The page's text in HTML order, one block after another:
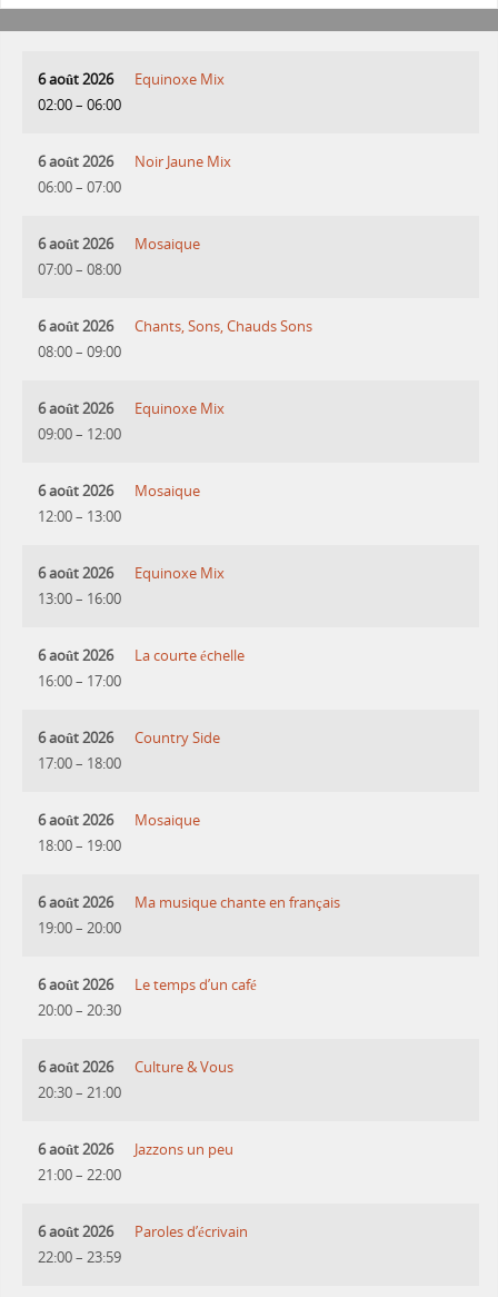
6 août 2026
02:00– 06:00
Equinoxe Mix
6 août 2026
06:00– 07:00
Noir Jaune Mix
6 août 2026
07:00– 08:00
Mosaique
6 août 2026
08:00– 09:00
Chants, Sons, Chauds Sons
6 août 2026
09:00– 12:00
Equinoxe Mix
6 août 2026
12:00– 13:00
Mosaique
6 août 2026
13:00– 16:00
Equinoxe Mix
6 août 2026
16:00– 17:00
La courte échelle
6 août 2026
17:00– 18:00
Country Side
6 août 2026
18:00– 19:00
Mosaique
6 août 2026
19:00– 20:00
Ma musique chante en français
6 août 2026
20:00– 20:30
Le temps d’un café
6 août 2026
20:30– 21:00
Culture & Vous
6 août 2026
21:00– 22:00
Jazzons un peu
6 août 2026
22:00– 23:59
Paroles d’écrivain